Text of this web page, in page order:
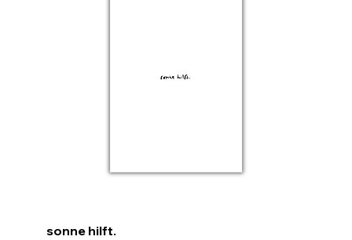
sonne hilft.